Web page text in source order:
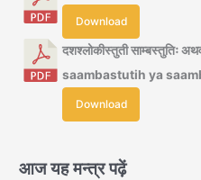
Download
दशश्लोकीस्तुती साम्बस्तुतिः
saambastutih ya
Download
आज यह मन्त्र पढ़ें